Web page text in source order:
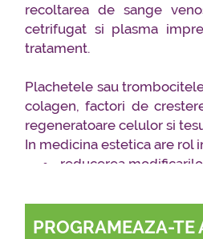
recoltarea de sange
cetrifugat si plasma
tratament.
Plachetele sau
colagen, factori de
regeneratoare celulor si
In medicina estetica are rol
reducerea
ameliorarea cicatricilor
ameliorarea celulitei
PROGRAMEAZA-TE